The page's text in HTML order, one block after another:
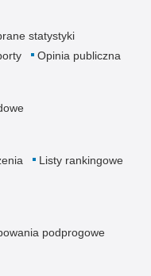
statystyki
Opinia publiczna
Listy rankingowe
podprogowe